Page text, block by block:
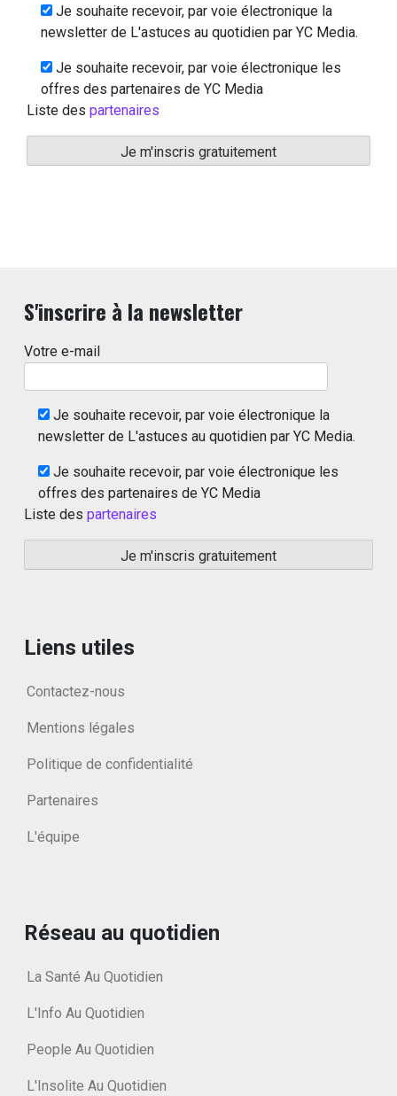
Je souhaite recevoir, par voie électronique la
newsletter de L'astuces au quotidien par YC Media.
Je souhaite recevoir, par voie électronique les
offres des partenaires de YC Media
Liste des partenaires
S'inscrire à la newsletter
Votre e-mail
Je souhaite recevoir, par voie électronique la
newsletter de L'astuces au quotidien par YC Media.
Je souhaite recevoir, par voie électronique les
offres des partenaires de YC Media
Liste des partenaires
Liens utiles
Contactez-nous
Mentions légales
Politique de confidentialité
Partenaires
L'équipe
Réseau au quotidien
La Santé Au Quotidien
L'Info Au Quotidien
People Au Quotidien
L'Insolite Au Quotidien